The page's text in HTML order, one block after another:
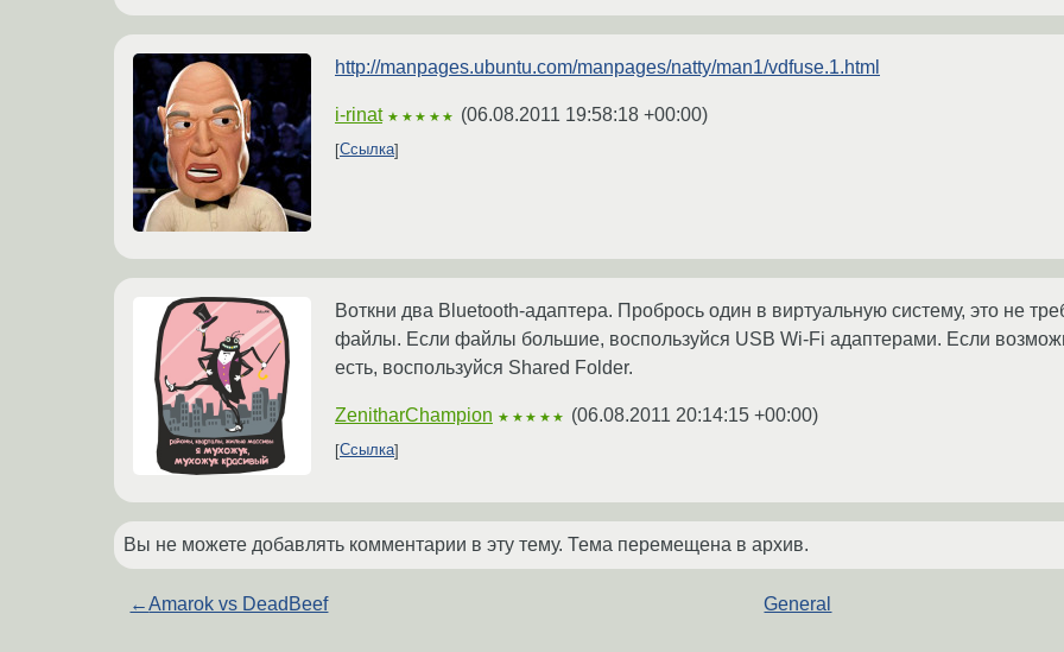
http://manpages.ubuntu.com/manpages/natty/man1/vdfuse.1.html
i-rinat ★★★★★ (06.08.2011 19:58:18 +00:00)
Ссылка
Воткни два Bluetooth-адаптера. Пробрось один в виртуальную систему, это не
файлы. Если файлы большие, воспользуйся USB Wi-Fi адаптерами. Если
есть, воспользуйся Shared Folder.
ZenitharChampion ★★★★★ (06.08.2011 20:14:15 +00:00)
Ссылка
Вы не можете добавлять комментарии в эту тему. Тема перемещена в архив.
←Amarok vs DeadBeef General